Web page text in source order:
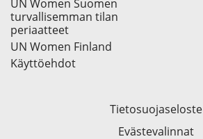
UN Women Suomen
turvallisemman tilan
periaatteet
UN Women Finland
Käyttöehdot
Tietosuojaseloste
Evästevalinnat